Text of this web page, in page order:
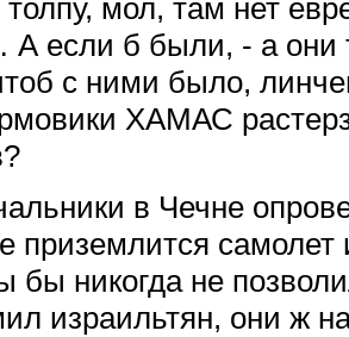
мол, там нет
А если б были, - а
с ними было,
ХАМАС
в Чечне
приземлится
бы никогда не
израильтян, они ж